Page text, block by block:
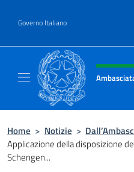
Governo Italiano
Intestazione
Home > Notizie >
Applicazione della disposizione
Schengen...